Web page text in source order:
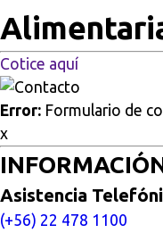
Cotice aquí
Error: Formulario de
x
Asistencia
(+56) 22 478 1100